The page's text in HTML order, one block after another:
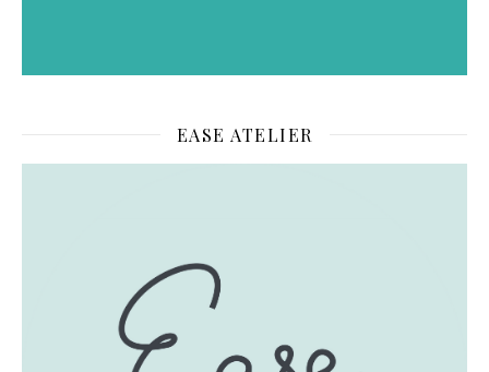
EASE ATELIER